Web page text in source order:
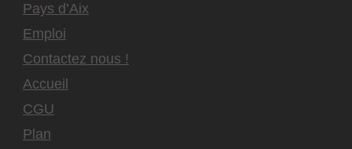
Pays d’Aix
Emploi
Contactez nous !
Accueil
CGU
Plan